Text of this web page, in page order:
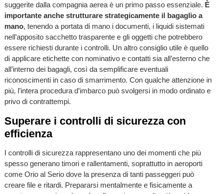
suggerite dalla compagnia aerea è un primo passo essenziale. È
importante anche strutturare strategicamente il bagaglio a
mano, tenendo a portata di mano i documenti, i liquidi sistemati
nell’apposito sacchetto trasparente e gli oggetti che potrebbero
essere richiesti durante i controlli. Un altro consiglio utile è quello
di applicare etichette con nominativo e contatti sia all’esterno che
all’interno dei bagagli, così da semplificare eventuali
riconoscimenti in caso di smarrimento. Con qualche attenzione in
più, l’intera procedura d’imbarco può svolgersi in modo ordinato e
privo di contrattempi.
Superare i controlli di sicurezza con
efficienza
I controlli di sicurezza rappresentano uno dei momenti che più
spesso generano timori e rallentamenti, soprattutto in aeroporti
come Orio al Serio dove la presenza di tanti passeggeri può
creare file e ritardi. Prepararsi mentalmente e fisicamente a